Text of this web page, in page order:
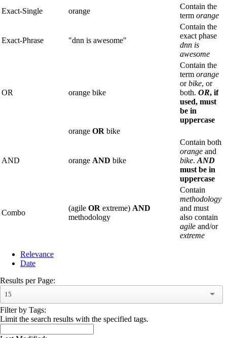
Exact-Single
orange
Contain the
term orange
Exact-Phrase "dnn is awesome"
Contain the
exact phase
dnn is
awesome
OR orange bike
Contain the
term orange
orbike, or
both. OR, if
used, must
be in
uppercase
orange OR bike
AND orange AND bike
Contain both
orange and
bike. AND
must be in
uppercase
Combo
(agile OR extreme) AND
methodology
Contain
methodology
and must
also contain
agile and/or
extreme
Relevance
Date
Results per Page:
15
Filter by Tags:
Limit the search results with the specified tags.